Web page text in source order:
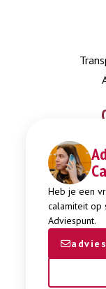
Heb je een
calamiteit op
Adviespunt.